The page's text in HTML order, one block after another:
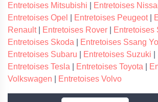
Entretoises Mitsubishi
Entretoises
Entretoises Opel
Entretoises Peugeot|
Renault| Entretoises Rover Entretoises
Entretoises Skoda
Entretoises Ssang
Entretoises Subaru
Entretoises Suzuki
Entretoises Tesla
Entretoises Toyota
Volkswagen
Entretoises Volvo